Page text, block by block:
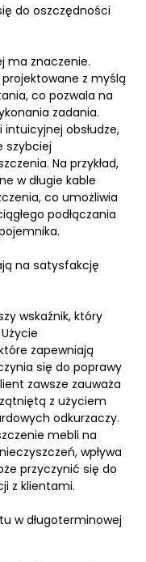
do oszczędności
ma znaczenie.
z myślą
co pozwala na
zadania.
obsłudze,
szybciej
Na przykład,
w długie kable
co umożliwia
podłączania
na satysfakcję
wskaźnik, który
zapewniają
się do poprawy
zawsze zauważa
z użyciem
odkurzaczy.
mebli na
wpływa
przyczynić się do
z klientami.
w długoterminowej